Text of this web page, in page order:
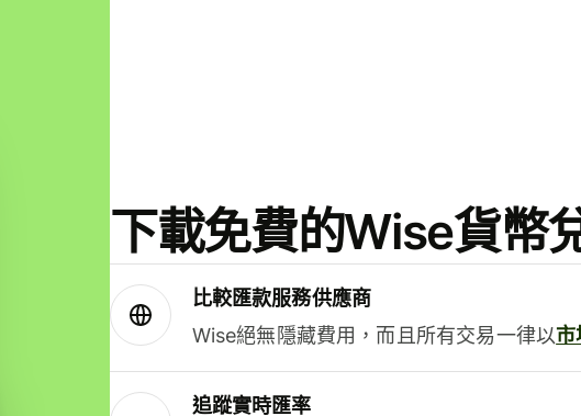
下載免費的Wise貨幣
比較匯款服務供應商
Wise絕無隱藏費用，而且所有交易一律以市
追蹤實時匯率